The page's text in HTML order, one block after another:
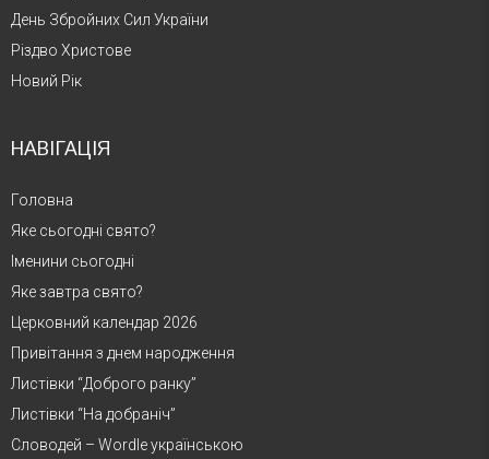
День Збройних Сил України
Різдво Христове
Новий Рік
НАВІГАЦІЯ
Головна
Яке сьогодні свято?
Іменини сьогодні
Яке завтра свято?
Церковний календар 2026
Привітання з днем народження
Листівки “Доброго ранку”
Листівки “На добраніч”
Словодей – Wordle українською